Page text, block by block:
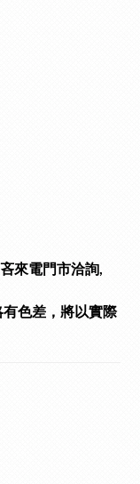
來電門市洽詢,
色差，將以實際